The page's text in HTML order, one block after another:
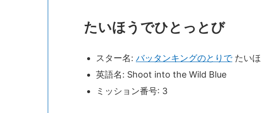
たいほうでひとっとび
スター名: バッタンキングのとりでたい
英語名: Shoot into the Wild Blue
ミッション番号: 3